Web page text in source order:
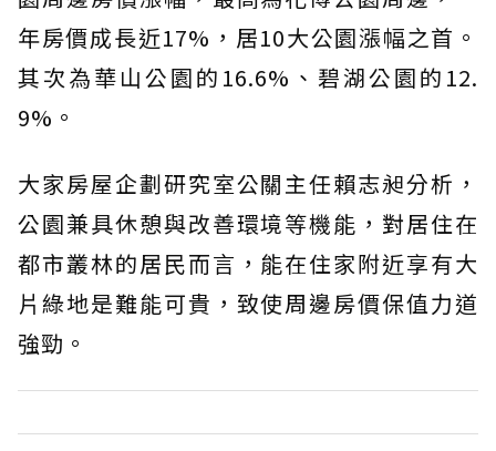
年房價成長近17%，居10大公園漲幅之首。
其次為華山公園的16.6%、碧湖公園的12.
9%。
大家房屋企劃研究室公關主任賴志昶分析，
公園兼具休憩與改善環境等機能，對居住在
都市叢林的居民而言，能在住家附近享有大
片綠地是難能可貴，致使周邊房價保值力道
強勁。